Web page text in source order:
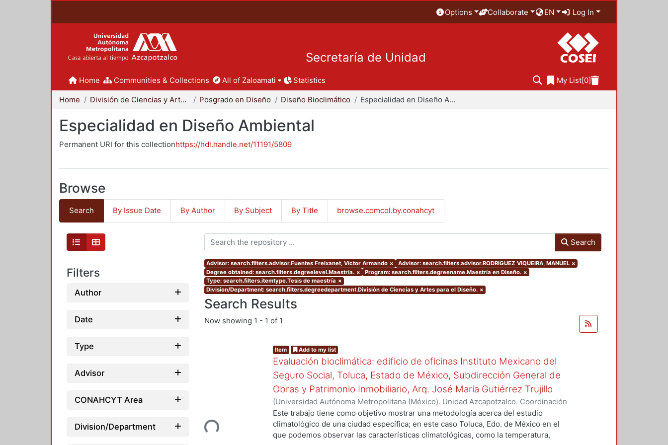
Options Collaborate EN Log In
Secretaría de Unidad
Home Communities & Collections All of Zaloamati Statistics My List[0]
Home División de Ciencias y Artes para el Diseño Posgrado en Diseño Diseño Bioclimático Especialidad en Diseño Ambiental
Especialidad en Diseño Ambiental
Permanent URI for this collectionhttps://hdl.handle.net/11191/5809
Browse
Search By Issue Date By Author By Subject By Title browse.comcol.by.conahcyt
Filters
Author
Date
Type
Advisor
CONAHCYT Area
Division/Department
Search
Advisor: search.filters.advisor.Fuentes Freixanet, Víctor Armando × Advisor: search.filters.advisor.RODRIGUEZ VIQUEIRA, MANUEL ×
Degree obtained: search.filters.degreelevel.Maestría. × Program: search.filters.degreename.Maestría en Diseño. ×
Type: search.filters.itemtype.Tesis de maestría ×
Division/Department: search.filters.degreedepartment.División de Ciencias y Artes para el Diseño. ×
Search Results
Now showing 1 - 1 of 1
Loading...
Item Add to my list
Evaluación bioclimática: edificio de oficinas Instituto Mexicano del
Seguro Social, Toluca, Estado de México, Subdirección General de
Obras y Patrimonio Inmobiliario, Arq. José María Gutiérrez Trujillo
(Universidad Autónoma Metropolitana (México). Unidad Azcapotzalco. Coordinación
de Servicios de Información.,2009)Flores Rojas, Reynaldo
Este trabajo tiene como objetivo mostrar una metodología acerca del estudio
climatológico de una ciudad específica; en este caso Toluca, Edo. de México en el
que podemos observar las características climatológicas, como la temperatura,